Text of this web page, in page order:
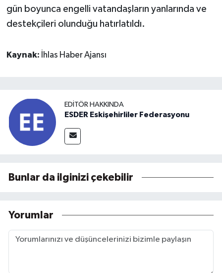
gün boyunca engelli vatandaşların yanlarında ve
destekçileri olunduğu hatırlatıldı.
Kaynak: İhlas Haber Ajansı
EDITÖR HAKKINDA
ESDER Eskişehirliler Federasyonu
Bunlar da ilginizi çekebilir
Yorumlar